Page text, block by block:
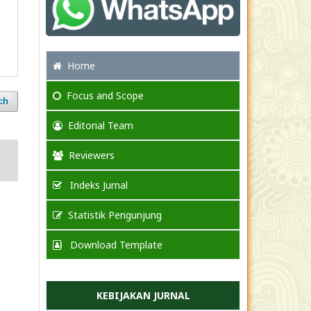
Home
Focus and Scope
Editorial Team
Reviewers
Indeks Jurnal
Statistik Pengunjung
Download Template
KEBIJAKAN JURNAL